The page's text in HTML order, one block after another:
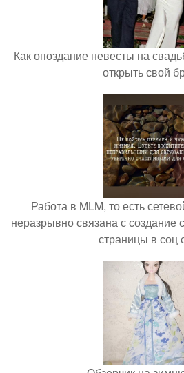
Как опоздание невесты на
открыть свой
Работа в MLM, то есть
неразрывно связана с создание
страницы в соц